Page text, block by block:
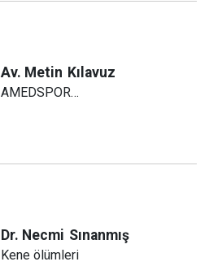
Av. Metin Kılavuz
AMEDSPOR…
Dr. Necmi Sınanmış
Kene ölümleri